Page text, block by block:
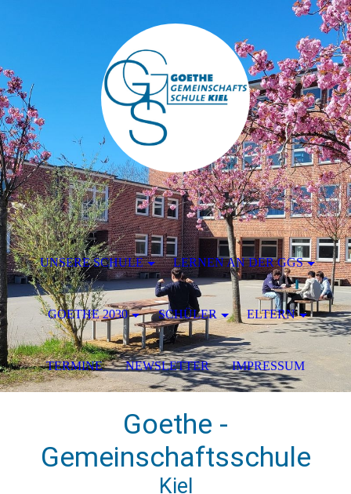
Goethe -
Gemeinschaftsschule
Kiel
UNSERE SCHULE LERNEN AN DER GGS
GOETHE 2030 SCHÜLER ELTERN
TERMINE NEWSLETTER IMPRESSUM